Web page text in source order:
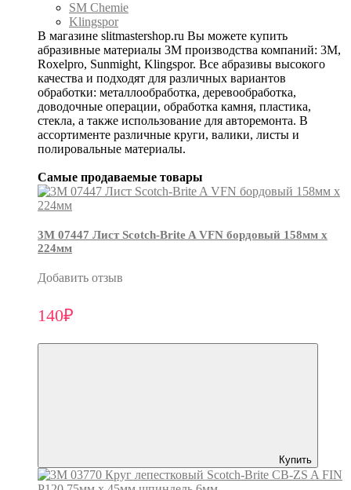
SM Chemie
Klingspor
В магазине slitmastershop.ru Вы можете купить
абразивные материалы 3М производства компаний: 3М,
Roxelpro, Sunmight, Klingspor. Все абразивы высокого
качества и подходят для различных вариантов
обработки: металлообработка, деревообработка,
доводочные операции, обработка камня, пластика,
стекла, а также использование для авторемонта. В
ассортименте различные круги, валики, листы и
полировальные материалы.
Самые продаваемые товары
3М 07447 Лист Scotch-Brite A VFN бордовый 158мм х
224мм
Добавить отзыв
140₽
Купить